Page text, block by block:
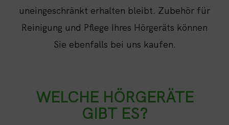
uneingeschränkt erhalten bleibt. Zubehör für
Reinigung und Pflege Ihres Hörgeräts können
Sie ebenfalls bei uns kaufen.
WELCHE HÖRGERÄTE
GIBT ES?